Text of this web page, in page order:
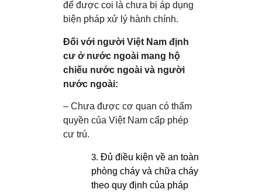
để được coi là chưa bị áp dụng
biện pháp xử lý hành chính.
Đối với người Việt Nam định
cư ở nước ngoài mang hộ
chiếu nước ngoài và người
nước ngoài:
– Chưa được cơ quan có thẩm
quyền của Việt Nam cấp phép
cư trú.
Đủ điều kiện về an toàn
phòng cháy và chữa cháy
theo quy định của pháp